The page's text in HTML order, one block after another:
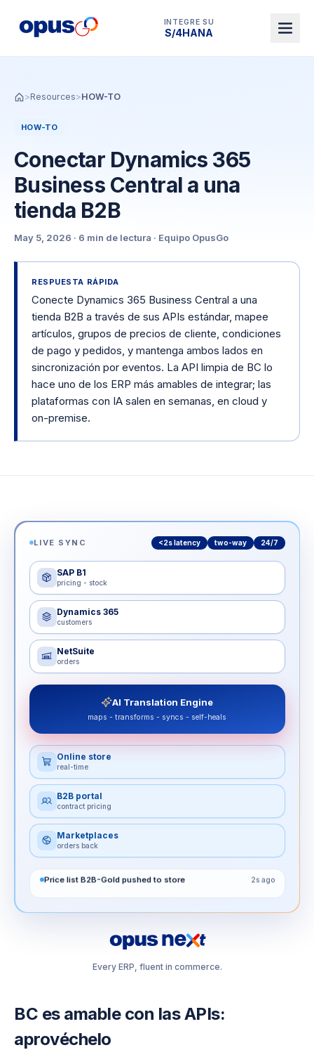
INTEGRE SU
Dynamics 365 BC
>Resources>HOW-TO
HOW-TO
Conectar Dynamics 365
Business Central a una
tienda B2B
May 5, 2026 · 6 min de lectura · Equipo OpusGo
RESPUESTA RÁPIDA
Conecte Dynamics 365 Business Central a una
tienda B2B a través de sus APIs estándar, mapee
artículos, grupos de precios de cliente, condiciones
de pago y pedidos, y mantenga ambos lados en
sincronización por eventos. La API limpia de BC lo
hace uno de los ERP más amables de integrar; las
plataformas con IA salen en semanas, en cloud y
on-premise.
LIVE SYNC <2s latency two-way 24/7
SAP B1
pricing - stock
Dynamics 365
customers
NetSuite
orders
AI Translation Engine
maps - transforms - syncs - self-heals
Online store
real-time
B2B portal
contract pricing
Marketplaces
orders back
Price list B2B-Gold pushed to store 2s ago
Every ERP, fluent in commerce.
BC es amable con las APIs:
aprovéchelo